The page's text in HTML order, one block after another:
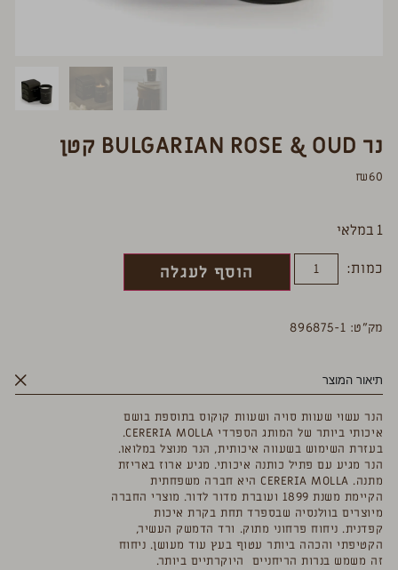
נר BULGARIAN ROSE & OUD קטן
₪60
1 במלאי
כמות:
הוסף לעגלה
מק”ט: 896875-1
תיאור המוצר
הנר עשוי שעוות סויה ושעוות קוקוס בתוספת בושם
איכותי ביותר של המותג הספרדי CERERIA MOLLA.
בעזרת השימוש בשעווה איכותית, הנר מנוצל במלואו.
הנר מגיע עם פתיל כותנה איכותי. מגיע ארוז באריזת
מתנה. CERERIA MOLLA היא חברה משפחתית
הקיימת משנת 1899 ועוברת מדור לדור. מוצרי החברה
מיוצרים בוולנסיה שבספרד תחת בקרת איכות
קפדנית. ניחוח פרחוני מתוק. ורד הדמשק העשיר,
הקטיפתי והכהה ביותר עטוף בעץ עוד מעושן. ניחוח
זה משמש בנרות הריחניים היוקרתיים ביותר.